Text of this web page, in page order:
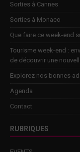
Sorties à Cannes
Sorties à Monaco
Que faire ce week-end
Tourisme week-end :
de découvrir une
Explorez nos bonnes
Agenda
Contact
RUBRIQUES